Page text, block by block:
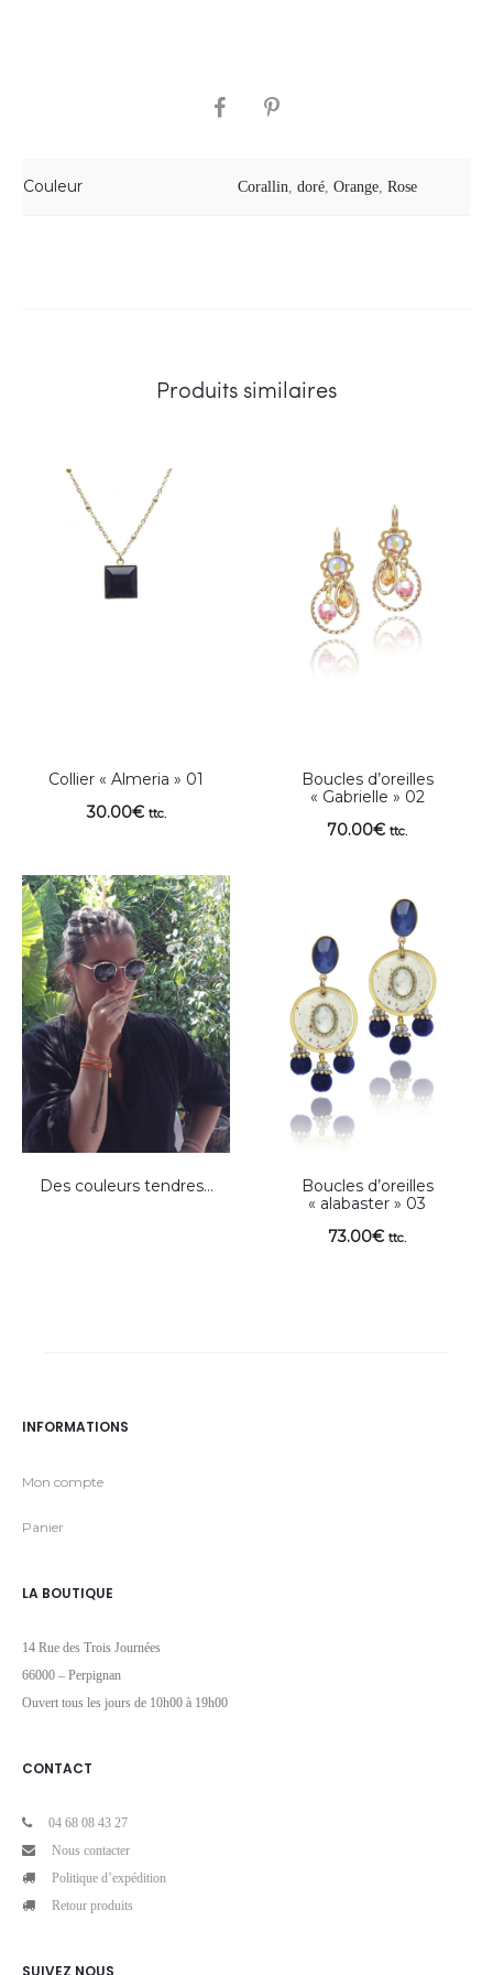
SHARE
Couleur Corallin, doré, Orange, Rose
Produits similaires
Collier « Almeria » 01
30.00€ ttc.
Boucles d’oreilles
« Gabrielle » 02
70.00€ ttc.
Des couleurs tendres…
Boucles d’oreilles
« alabaster » 03
73.00€ ttc.
INFORMATIONS
Mon compte
Panier
LA BOUTIQUE
14 Rue des Trois Journées
66000 – Perpignan
Ouvert tous les jours de 10h00 à 19h00
CONTACT
04 68 08 43 27
Nous contacter
Politique d’expédition
Retour produits
SUIVEZ NOUS